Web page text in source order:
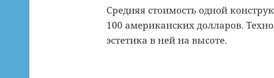
Средняя стоимость одной
100 американских долларов.
эстетика в ней на высоте.